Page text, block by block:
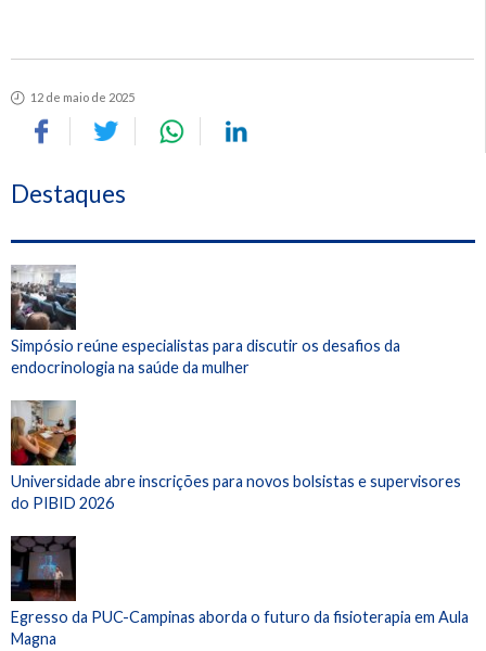
12 de maio de 2025
Destaques
Simpósio reúne especialistas para discutir os desafios da
endocrinologia na saúde da mulher
Universidade abre inscrições para novos bolsistas e supervisores
do PIBID 2026
Egresso da PUC-Campinas aborda o futuro da fisioterapia em Aula
Magna